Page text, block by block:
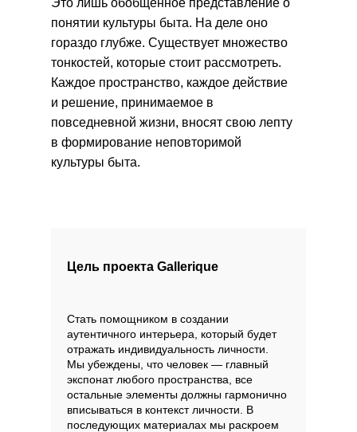
Цель проекта Gallerique
Стать помощником в создании
аутентичного интерьера, который будет
отражать индивидуальность личности.
Мы убеждены, что человек — главный
экспонат любого пространства, все
остальные элементы должны гармонично
вписываться в контекст личности. В
последующих материалах мы раскроем
Это лишь обобщенное представление о
понятии культуры быта. На деле оно
гораздо глубже. Существует множество
тонкостей, которые стоит рассмотреть.
Каждое пространство, каждое действие
и решение, принимаемое в
повседневной жизни, вносят свою лепту
в формирование неповторимой
культуры быта.
Подарки
Сеты
Мебель